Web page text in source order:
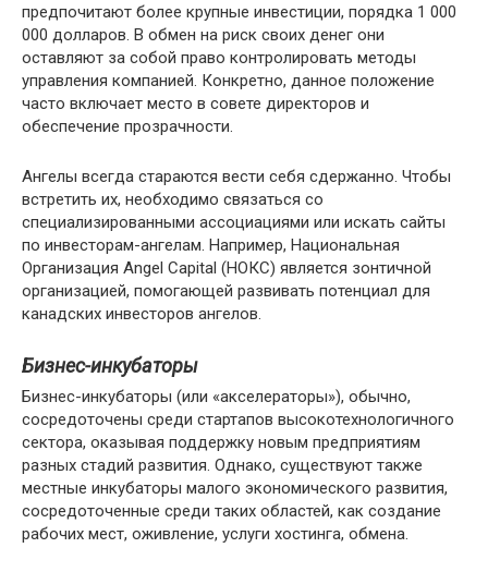
предпочитают более крупные инвестиции, порядка 1 000
000 долларов. В обмен на риск своих денег они
оставляют за собой право контролировать методы
управления компанией. Конкретно, данное положение
часто включает место в совете директоров и
обеспечение прозрачности.
Ангелы всегда стараются вести себя сдержанно. Чтобы
встретить их, необходимо связаться со
специализированными ассоциациями или искать сайты
по инвесторам-ангелам. Например, Национальная
Организация Angel Capital (НОКС) является зонтичной
организацией, помогающей развивать потенциал для
канадских инвесторов ангелов.
Бизнес-инкубаторы
Бизнес-инкубаторы (или «акселераторы»), обычно,
сосредоточены среди стартапов высокотехнологичного
сектора, оказывая поддержку новым предприятиям
разных стадий развития. Однако, существуют также
местные инкубаторы малого экономического развития,
сосредоточенные среди таких областей, как создание
рабочих мест, оживление, услуги хостинга, обмена.